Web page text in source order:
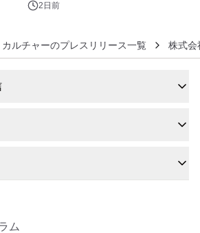
ボグッズも発売決定！
2日前
ルチャーのプレスリリース一覧 株式会
ム